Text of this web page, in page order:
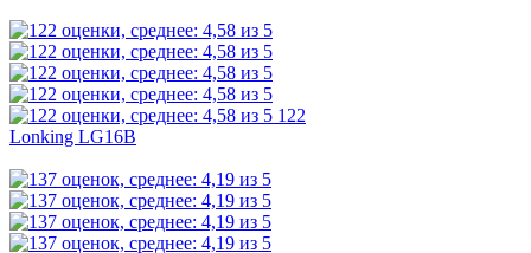
122
Lonking LG16B